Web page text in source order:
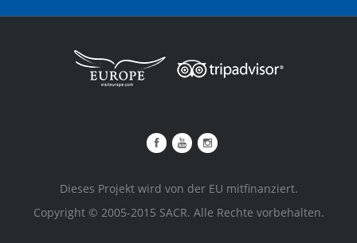
Dieses Projekt wird von der EU mitfinanziert.
Copyright © 2005-2015 SACR. Alle Rechte vorbehalten.